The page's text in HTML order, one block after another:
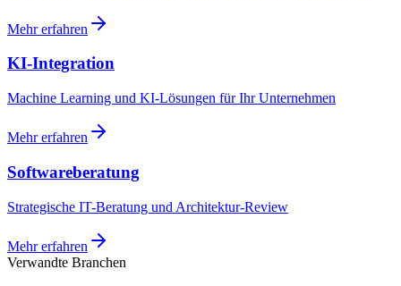
Mehr erfahren
KI-Integration
Machine Learning und KI-Lösungen für Ihr Unternehmen
Mehr erfahren
Softwareberatung
Strategische IT-Beratung und Architektur-Review
Mehr erfahren
Verwandte Branchen